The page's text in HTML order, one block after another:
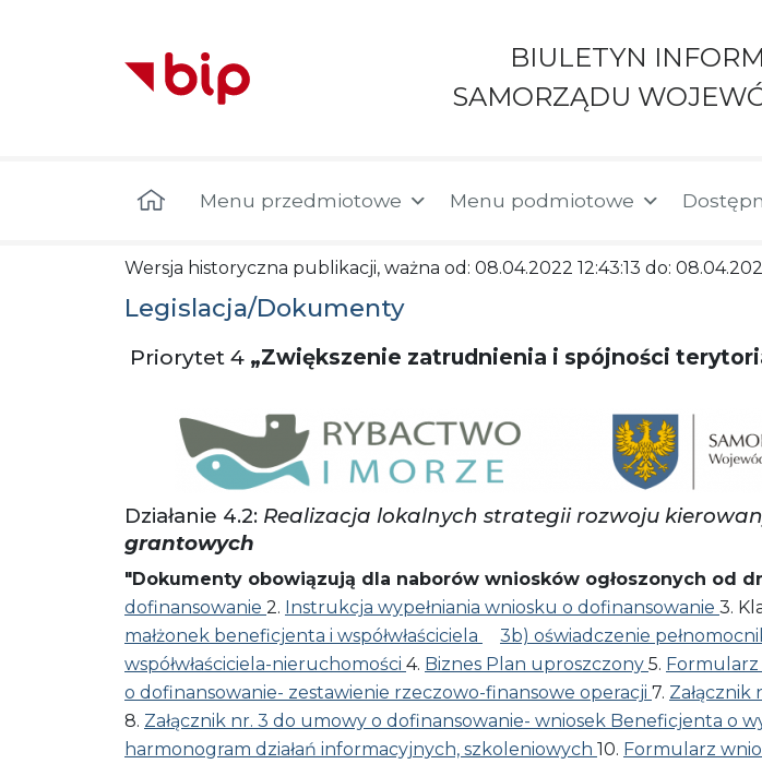
BIULETYN
SAMORZĄDU
Menu przedmiotowe Menu podmiotowe
Wersja historyczna publikacji, ważna od: 08.04.2022 12:43:13 do:
Legislacja/Dokumenty
Priorytet 4 „Zwiększenie zatrudnienia i spójności
Działanie 4.2: Realizacja lokalnych strategii rozwoju
grantowych
"Dokumenty obowiązują dla naborów wniosków ogłoszonych od
dofinansowanie 2. Instrukcja wypełniania wniosku o dofinansowanie 3.
małżonek beneficjenta i współwłaściciela
3b) oświadczenie
współwłaściciela-nieruchomości 4. Biznes Plan uproszczony 5. Formularz
o dofinansowanie- zestawienie rzeczowo-finansowe operacji 7.
8. Załącznik nr. 3 do umowy o dofinansowanie- wniosek Beneficjenta o
harmonogram działań informacyjnych, szkoleniowych 10. Formularz